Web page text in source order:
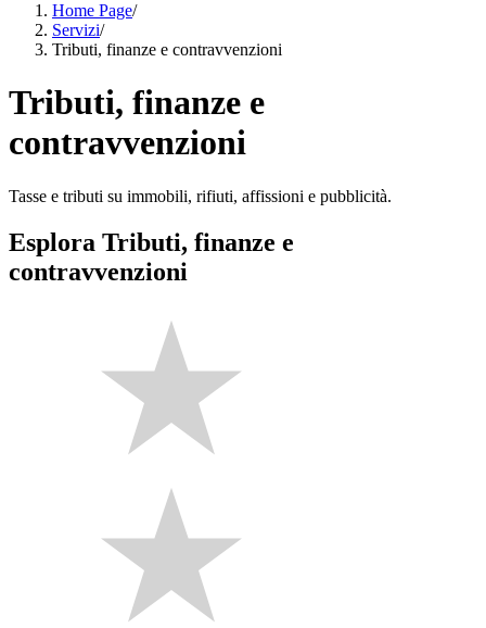
Home Page/
Servizi/
Tributi, finanze e contravvenzioni
Tributi, finanze e
contravvenzioni
Tasse e tributi su immobili, rifiuti, affissioni e pubblicità.
Esplora Tributi, finanze e
contravvenzioni